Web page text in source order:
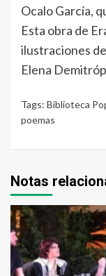
Ocalo García,
Esta obra de
ilustraciones
Elena
Tags: Biblioteca
poemas
Notas